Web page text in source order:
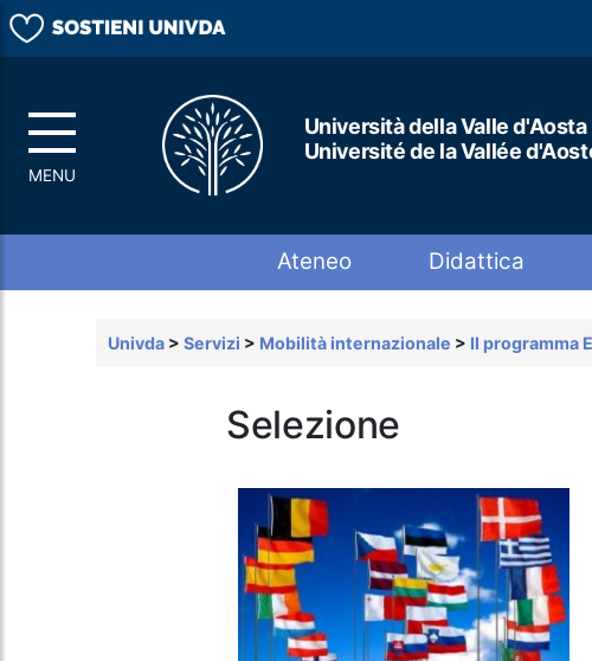
Università della Valle d'Aosta
Université de la Vallée
Ateneo Didattica
Univda > Servizi > Mobilità internazionale > Il programma
Selezione